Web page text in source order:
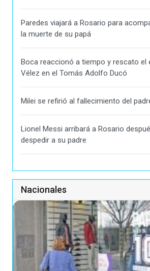
Paredes viajará a Rosario para
la muerte de su papá
Boca reaccionó a tiempo y rescato el
Vélez en el Tomás Adolfo Ducó
Milei se refirió al fallecimiento del
Lionel Messi arribará a Rosario
despedir a su padre
Nacionales